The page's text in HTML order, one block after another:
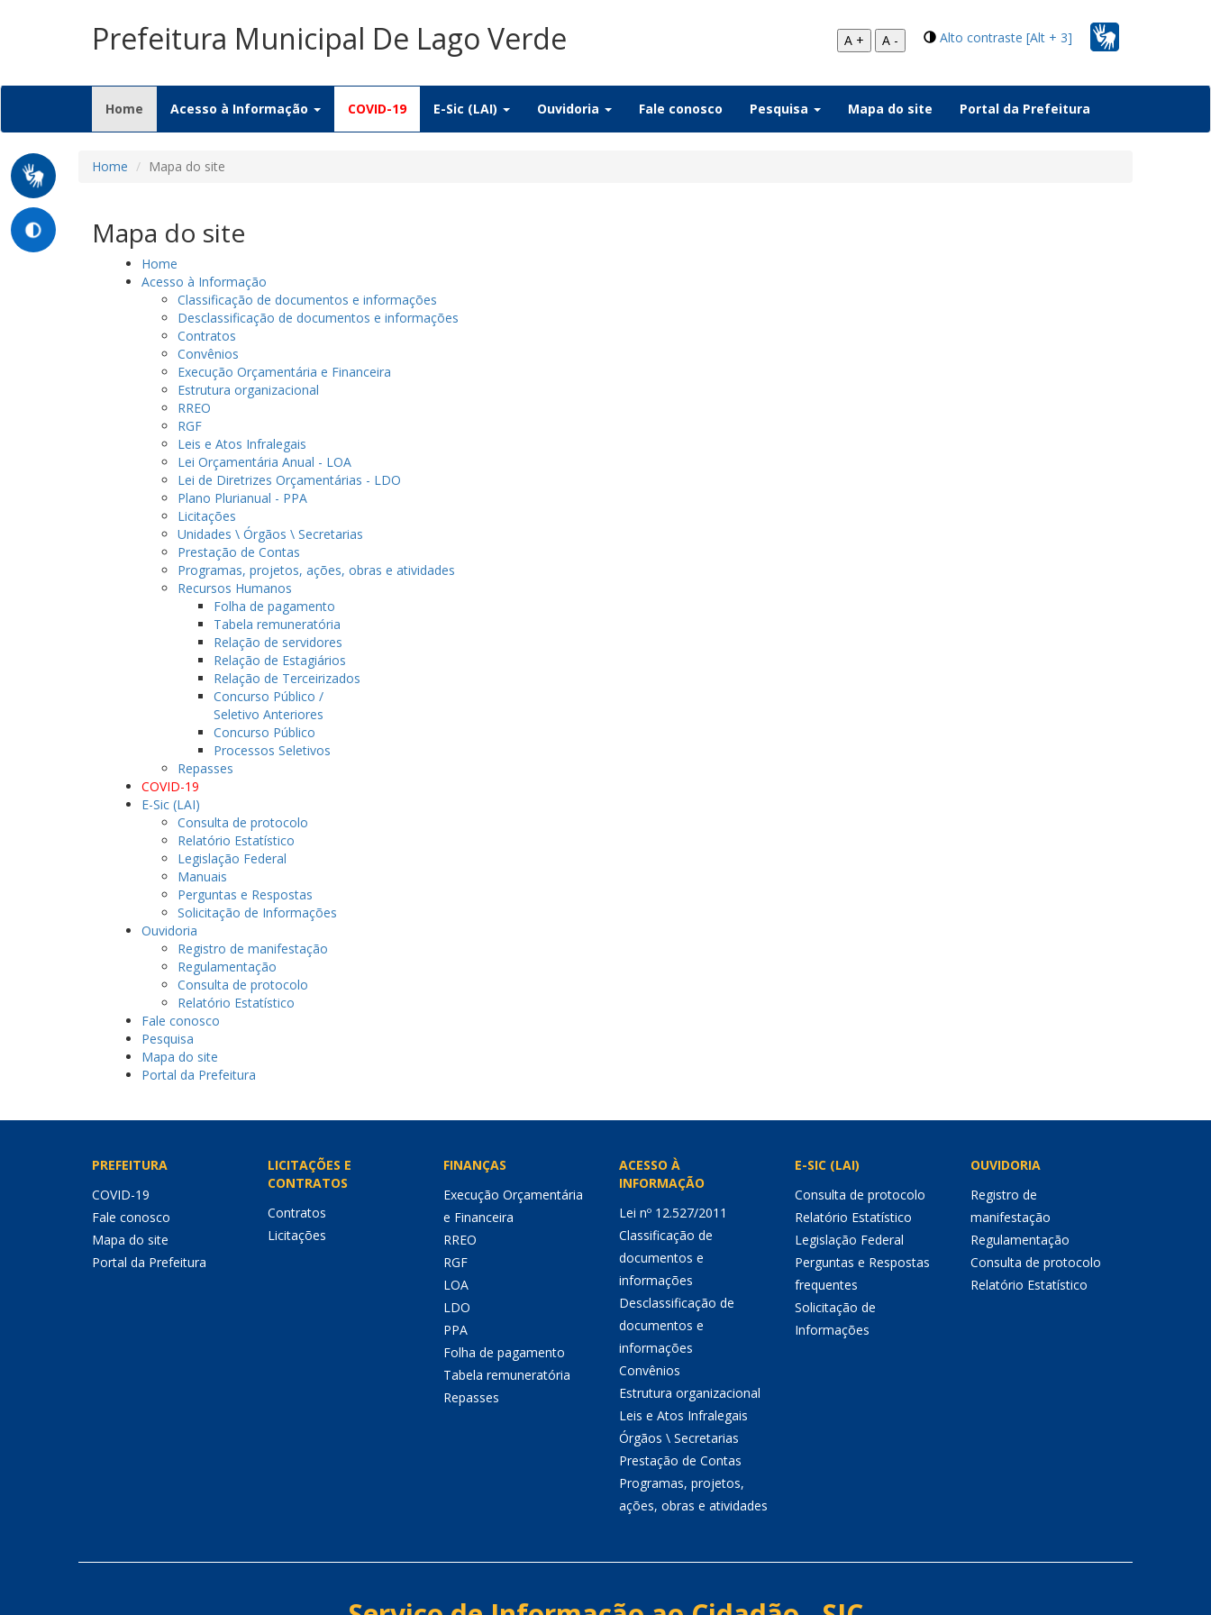
Prefeitura Municipal De Lago Verde Alto contraste [Alt + 3]
A + A -
Home (current)
Acesso à Informação COVID-19 E-Sic (LAI) Ouvidoria Fale conosco Pesquisa Mapa do site Portal da Prefeitura
Home Mapa do site
Mapa do site
Home
Acesso à Informação
Classificação de documentos e informações
Desclassificação de documentos e informações
Contratos
Convênios
Execução Orçamentária e Financeira
Estrutura organizacional
RREO
RGF
Leis e Atos Infralegais
Lei Orçamentária Anual - LOA
Lei de Diretrizes Orçamentárias - LDO
Plano Plurianual - PPA
Licitações
Unidades \ Órgãos \ Secretarias
Prestação de Contas
Programas, projetos, ações, obras e atividades
Recursos Humanos
Folha de pagamento
Tabela remuneratória
Relação de servidores
Relação de Estagiários
Relação de Terceirizados
Concurso Público /
Seletivo Anteriores
Concurso Público
Processos Seletivos
Repasses
COVID-19
E-Sic (LAI)
Consulta de protocolo
Relatório Estatístico
Legislação Federal
Manuais
Perguntas e Respostas
Solicitação de Informações
Ouvidoria
Registro de manifestação
Regulamentação
Consulta de protocolo
Relatório Estatístico
Fale conosco
Pesquisa
Mapa do site
Portal da Prefeitura
PREFEITURA
COVID-19
Fale conosco
Mapa do site
Portal da Prefeitura
LICITAÇÕES E
CONTRATOS
Contratos
Licitações
FINANÇAS
Execução Orçamentária
e Financeira
RREO
RGF
LOA
LDO
PPA
Folha de pagamento
Tabela remuneratória
Repasses
ACESSO À
INFORMAÇÃO
Lei nº 12.527/2011
Classificação de
documentos e
informações
Desclassificação de
documentos e
informações
Convênios
Estrutura organizacional
Leis e Atos Infralegais
Órgãos \ Secretarias
Prestação de Contas
Programas, projetos,
ações, obras e atividades
E-SIC (LAI)
Consulta de protocolo
Relatório Estatístico
Legislação Federal
Perguntas e Respostas
frequentes
Solicitação de
Informações
OUVIDORIA
Registro de
manifestação
Regulamentação
Consulta de protocolo
Relatório Estatístico